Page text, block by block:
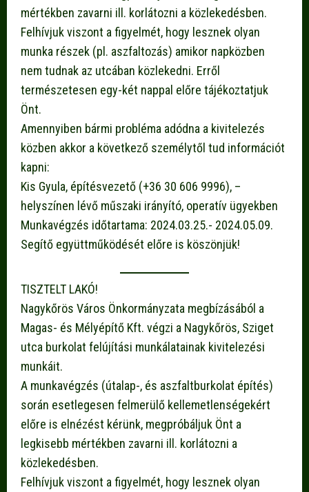
mértékben zavarni ill. korlátozni a közlekedésben.
Felhívjuk viszont a figyelmét, hogy lesznek olyan
munka részek (pl. aszfaltozás) amikor napközben
nem tudnak az utcában közlekedni. Erről
természetesen egy-két nappal előre tájékoztatjuk
Önt.
Amennyiben bármi probléma adódna a kivitelezés
közben akkor a következő személytől tud információt
kapni:
Kis Gyula, építésvezető (+36 30 606 9996), –
helyszínen lévő műszaki irányító, operatív ügyekben
Munkavégzés időtartama: 2024.03.25.- 2024.05.09.
Segítő együttműködését előre is köszönjük!
TISZTELT LAKÓ!
Nagykőrös Város Önkormányzata megbízásából a
Magas- és Mélyépítő Kft. végzi a Nagykőrös, Sziget
utca burkolat felújítási munkálatainak kivitelezési
munkáit.
A munkavégzés (útalap-, és aszfaltburkolat építés)
során esetlegesen felmerülő kellemetlenségekért
előre is elnézést kérünk, megpróbáljuk Önt a
legkisebb mértékben zavarni ill. korlátozni a
közlekedésben.
Felhívjuk viszont a figyelmét, hogy lesznek olyan